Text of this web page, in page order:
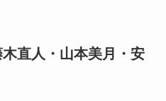
直人・山本美月・安